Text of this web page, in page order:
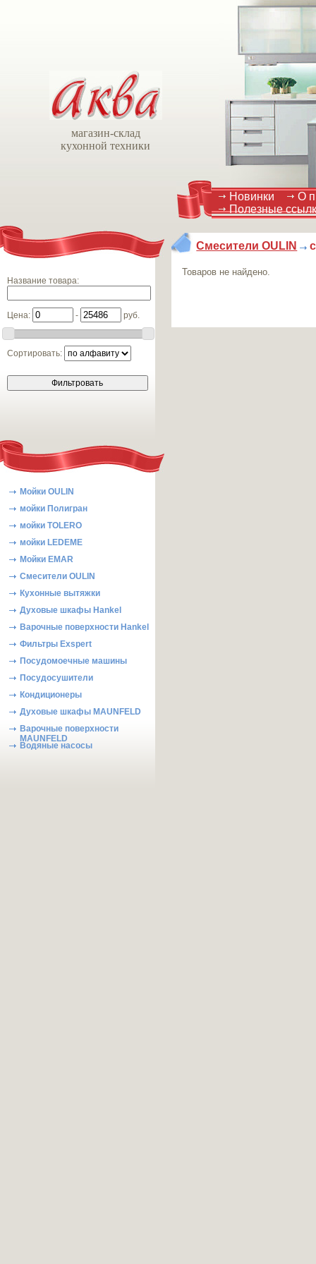
магазин-склад
кухонной техники
Новинки
О
Полезные
Название товара:
Цена: - руб.
Сортировать:
Мойки OULIN
мойки Полигран
мойки TOLERO
мойки LEDEME
Мойки EMAR
Смесители OULIN
Кухонные вытяжки
Духовые шкафы Hankel
Варочные поверхности Hankel
Фильтры Exspert
Посудомоечные машины
Посудосушители
Кондиционеры
Духовые шкафы MAUNFELD
Варочные поверхности
MAUNFELD
Водяные насосы
Смесители OULIN
Товаров не найдено.